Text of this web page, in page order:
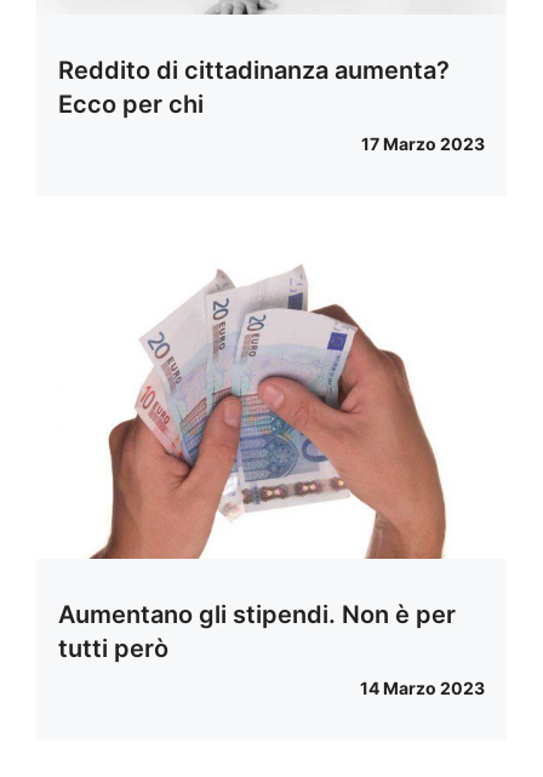
Reddito di cittadinanza aumenta?
Ecco per chi
17 Marzo 2023
Aumentano gli stipendi. Non è per
tutti però
14 Marzo 2023